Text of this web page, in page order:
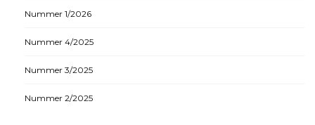
Nummer 1/2026
Nummer 4/2025
Nummer 3/2025
Nummer 2/2025